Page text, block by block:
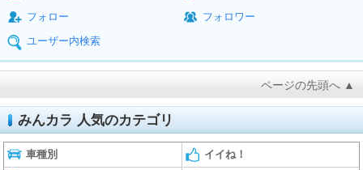
フォロー
フォロワー
ユーザー内検索
ページの先頭へ ▲
みんカラ 人気のカテゴリ
車種別 イイね！